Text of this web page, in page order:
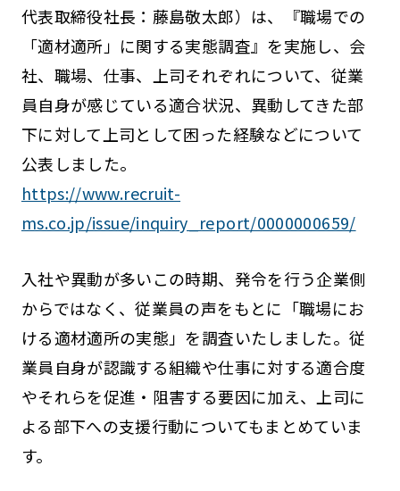
代表取締役社長：藤島敬太郎）は、『職場での
「適材適所」に関する実態調査』を実施し、会
社、職場、仕事、上司それぞれについて、従業
員自身が感じている適合状況、異動してきた部
下に対して上司として困った経験などについて
公表しました。
https://www.recruit-
ms.co.jp/issue/inquiry_report/0000000659/
入社や異動が多いこの時期、発令を行う企業側
からではなく、従業員の声をもとに「職場にお
ける適材適所の実態」を調査いたしました。従
業員自身が認識する組織や仕事に対する適合度
やそれらを促進・阻害する要因に加え、上司に
よる部下への支援行動についてもまとめていま
す。